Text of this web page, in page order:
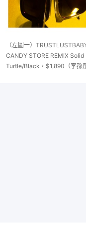
（左圖一）
CANDY STORE REMIX
Turtle/Black，$1,890（李孫